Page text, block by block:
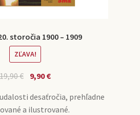
storočia 1900 – 1909
ZĽAVA!
€ 9,90€
desaťročia, prehľadne
a ilustrované.